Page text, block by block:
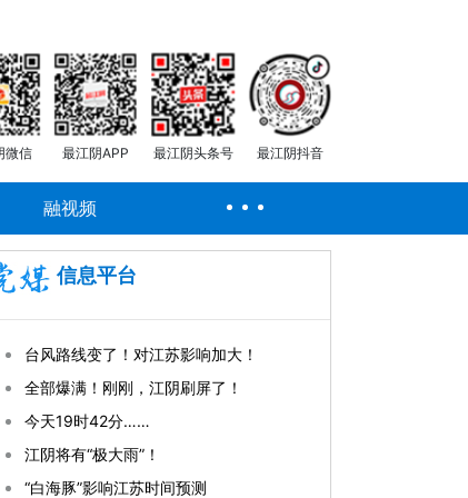
微信 最江阴APP 最江阴头条号 最江阴抖音
融视频
信息平台
台风路线变了！对江苏影响加大！
全部爆满！刚刚，江阴刷屏了！
今天19时42分……
江阴将有“极大雨”！
“白海豚”影响江苏时间预测